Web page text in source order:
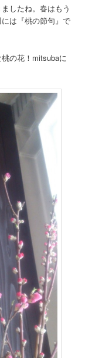
したね。春はもう
は『桃の節句』で
の花！mitsubaに